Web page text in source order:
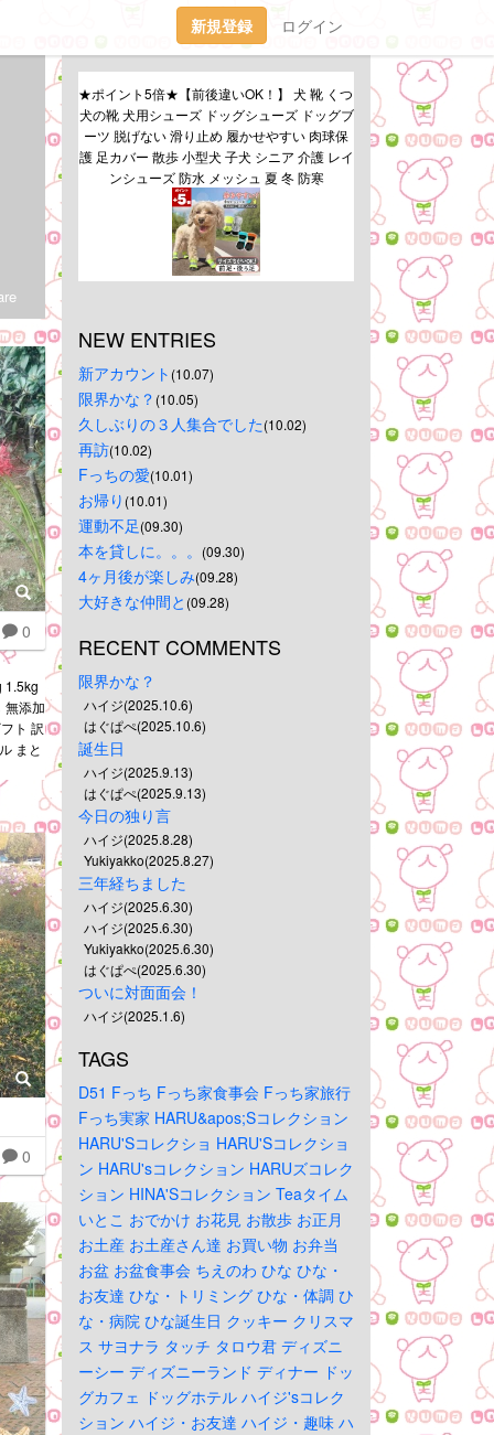
新規登録 ログイン
0
1.5kg
無添加
ト 訳
まと
0
★ポイント5倍★【前後違いOK！】 犬 靴 くつ
犬の靴 犬用シューズ ドッグシューズ ドッグブ
ーツ 脱げない 滑り止め 履かせやすい 肉球保
護 足カバー 散歩 小型犬 子犬 シニア 介護 レイ
ンシューズ 防水 メッシュ 夏 冬 防寒
NEW ENTRIES
新アカウント (10.07)
限界かな？ (10.05)
久しぶりの３人集合でした(10.02)
再訪(10.02)
Fっちの愛(10.01)
お帰り (10.01)
運動不足(09.30)
本を貸しに。。。 (09.30)
4ヶ月後が楽しみ(09.28)
大好きな仲間と (09.28)
RECENT COMMENTS
限界かな？
ハイジ(2025.10.6)
はぐぱぺ(2025.10.6)
誕生日
ハイジ(2025.9.13)
はぐぱぺ(2025.9.13)
今日の独り言
ハイジ(2025.8.28)
Yukiyakko(2025.8.27)
三年経ちました
ハイジ(2025.6.30)
ハイジ(2025.6.30)
Yukiyakko(2025.6.30)
はぐぱぺ(2025.6.30)
ついに対面面会！
ハイジ(2025.1.6)
TAGS
D51 Fっち Fっち家食事会 Fっち家旅行
Fっち実家 HARU&apos;Sコレクション
HARU'Sコレクショ HARU'Sコレクショ
ン HARU'sコレクション HARUズコレク
ション HINA'Sコレクション Teaタイム
いとこ おでかけ お花見 お散歩 お正月
お土産 お土産さん達 お買い物 お弁当
お盆 お盆食事会 ちえのわ ひな ひな・
お友達 ひな・トリミング ひな・体調 ひ
な・病院 ひな誕生日 クッキー クリスマ
ス サヨナラ タッチ タロウ君 ディズニ
ーシー ディズニーランド ディナー ドッ
グカフェ ドッグホテル ハイジ'sコレク
ション ハイジ・お友達 ハイジ・趣味 ハ